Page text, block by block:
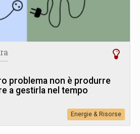
problema non è produrre
a gestirla nel tempo
Energie & Risorse